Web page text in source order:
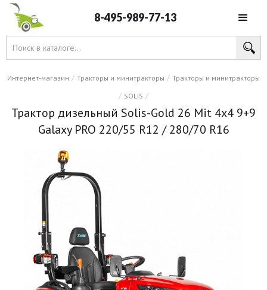
8-495-989-77-13
Интернет-магазин / Тракторы и минитракторы / Тракторы и минитракторы
/ SOLIS /
Трактор дизельный Solis-Gold 26 Mit 4x4 9+9
Galaxy PRO 220/55 R12 / 280/70 R16